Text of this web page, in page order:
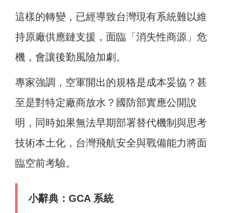
這樣的轉變，已經導致台灣現有系統難以維
持原廠供應鏈支援，面臨「消失性商源」危
機，會讓後勤風險加劇。
專家強調，空軍開出的規格是成本妥協？甚
至是對特定廠商放水？國防部實應公開說
明，同時如果無法早期部署替代機制與思考
技術本土化，台灣飛航安全與戰備能力將面
臨空前考驗。
小辭典：GCA 系統